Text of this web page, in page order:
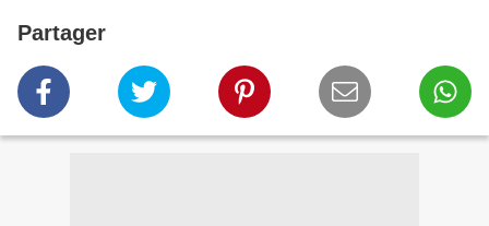
Partager